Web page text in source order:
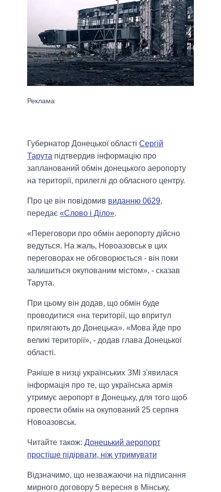
Губернатор Донецької області Сергій
Тарута підтвердив інформацію про
запланований обмін донецького аеропорту
на території, прилеглі до обласного центру.
Про це він повідомив виданню 0629,
передає «Слово і Діло».
«Переговори про обмін аеропорту дійсно
ведуться. На жаль, Новоазовськ в цих
переговорах не обговорюється - він поки
залишиться окупованим містом», - сказав
Тарута.
При цьому він додав, що обмін буде
проводитися «на території, що впритул
прилягають до Донецька». «Мова йде про
великі території», - додав глава Донецької
області.
Раніше в низці українських ЗМІ з'явилася
інформація про те, що українська армія
утримує аеропорт в Донецьку, для того щоб
провести обмін на окупований 25 серпня
Новоазовськ.
Читайте також: Донецький аеропорт
простіше підірвати, ніж утримувати
Відзначимо, що незважаючи на підписання
мирного договору 5 вересня в Мінську,